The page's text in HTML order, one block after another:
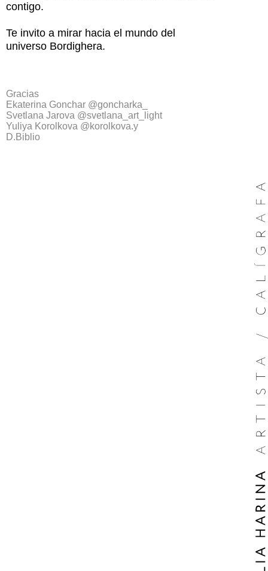
contigo.
Te invito a mirar hacia el mundo del
universo Bordighera.
Gracias
Еkaterina Gonchar @goncharka_
Svetlana Jarova @svetlana_art_light
Yuliya Korolkova @korolkova.y
D.Biblio